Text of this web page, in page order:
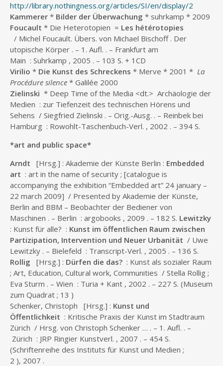
http://library.nothingness.org/articles/SI/en/display/2
Kammerer * Bilder der Überwachung * suhrkamp * 2009
Foucault * Die Heterotopien = Les hétérotopies
/ Michel Foucault. Übers. von Michael Bischoff . Der
utopische Körper . – 1. Aufl. . – Frankfurt am
Main : Suhrkamp , 2005 . – 103 S. + 1CD
Virilio * Die Kunst des Schreckens * Merve * 2001 * La
Procédure silence * Galilée 2000
Zielinski * Deep Time of the Media <dt.> Archäologie der
Medien : zur Tiefenzeit des technischen Hörens und
Sehens / Siegfried Zielinski . – Orig.-Ausg. . – Reinbek bei
Hamburg : Rowohlt-Taschenbuch-Verl. , 2002 . – 394 S.
*art and public space*
Arndt [Hrsg.] : Akademie der Künste Berlin : Embedded
art : art in the name of security ; [catalogue is
accompanying the exhibition “Embedded art” 24 january –
22 march 2009] / Presented by Akademie der Künste,
Berlin and BBM – Beobachter der Bediener von
Maschinen . – Berlin : argobooks , 2009 . – 182 S. Lewitzky
: Kunst für alle? : Kunst im öffentlichen Raum zwischen
Partizipation, Intervention und Neuer Urbanität / Uwe
Lewitzky . – Bielefeld : Transcript-Verl. , 2005 . – 136 S.
Rollig [Hrsg.] : Dürfen die das? : Kunst als sozialer Raum
; Art, Education, Cultural work, Communities / Stella Rollig ;
Eva Sturm . – Wien : Turia + Kant , 2002 . – 227 S. (Museum
zum Quadrat ; 13 )
Schenker, Christoph [Hrsg.] : Kunst und
Öffentlichkeit : Kritische Praxis der Kunst im Stadtraum
Zürich / Hrsg. von Christoph Schenker … . – 1. Aufl. . –
Zürich : JRP Ringier Kunstverl. , 2007 . – 454 S.
(Schriftenreihe des Instituts für Kunst und Medien ;
2 ), 2007 .